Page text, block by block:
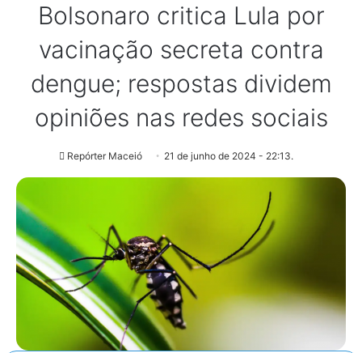
Bolsonaro critica Lula por
vacinação secreta contra
dengue; respostas dividem
opiniões nas redes sociais
Repórter Maceió 21 de junho de 2024 - 22:13.